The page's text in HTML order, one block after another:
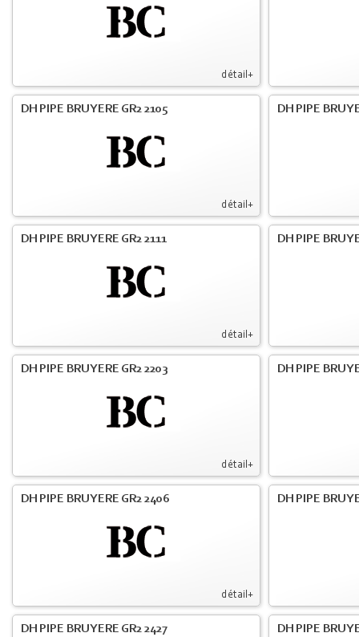
détail+
détail+
DH PIPE BRUYERE GR2 2105 DH PIPE
détail+
DH PIPE BRUYERE GR2 2111 DH PIPE
détail+
DH PIPE BRUYERE GR2 2203 DH PIPE
détail+
DH PIPE BRUYERE GR2 2406 DH PIPE
DH PIPE BRUYERE GR2 2427 DH PIPE